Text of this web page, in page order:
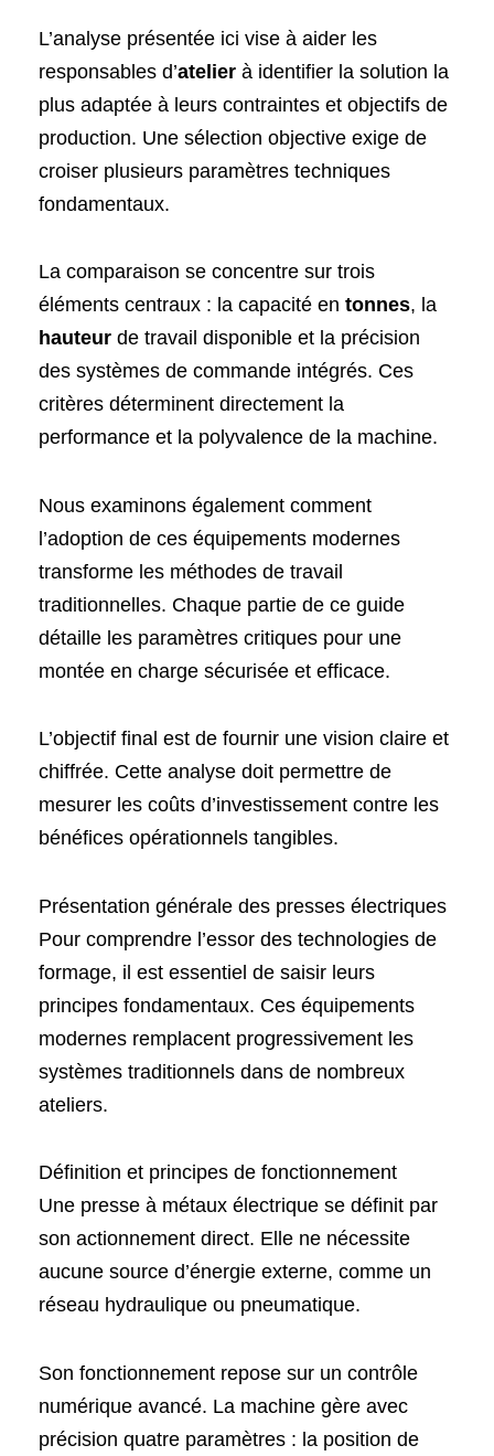
L’analyse présentée ici vise à aider les
responsables d’atelierà identifier la solution la
plus adaptée à leurs contraintes et objectifs de
production. Une sélection objective exige de
croiser plusieurs paramètres techniques
fondamentaux.
La comparaison se concentre sur trois
éléments centraux : la capacité en tonnes, la
hauteurde travail disponible et la précision
des systèmes de commande intégrés. Ces
critères déterminent directement la
performance et la polyvalence de la machine.
Nous examinons également comment
l’adoption de ces équipements modernes
transforme les méthodes de travail
traditionnelles. Chaque partie de ce guide
détaille les paramètres critiques pour une
montée en charge sécurisée et efficace.
L’objectif final est de fournir une vision claire et
chiffrée. Cette analyse doit permettre de
mesurer les coûts d’investissement contre les
bénéfices opérationnels tangibles.
Présentation générale des presses électriques
Pour comprendre l’essor des technologies de
formage, il est essentiel de saisir leurs
principes fondamentaux. Ces équipements
modernes remplacent progressivement les
systèmes traditionnels dans de nombreux
ateliers.
Définition et principes de fonctionnement
Une presse à métaux électrique se définit par
son actionnement direct. Elle ne nécessite
aucune source d’énergie externe, comme un
réseau hydraulique ou pneumatique.
Son fonctionnement repose sur un contrôle
numérique avancé. La machine gère avec
précision quatre paramètres : la position de